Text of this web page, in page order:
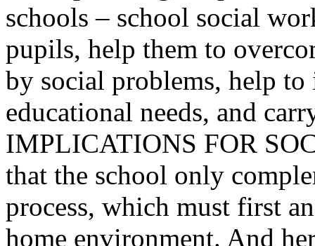
schools – school social
pupils, help them to
by social problems, help
educational needs, and
IMPLICATIONS FOR
that the school only
process, which must first
home environment. And